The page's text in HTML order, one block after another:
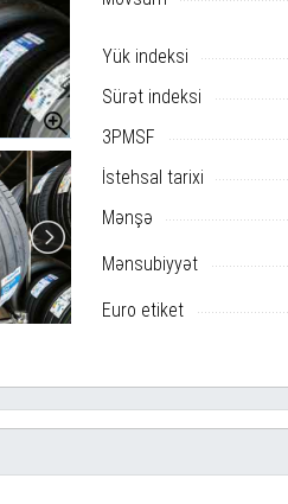
Yük indeksi
Sürət indeksi
3PMSF
İstehsal tarixi
Mənşə
Mənsubiyyət
Euro etiket